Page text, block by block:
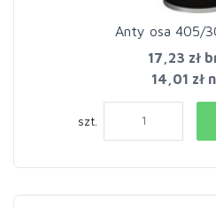
Anty osa 405/
17,23 zł
14,01 zł
szt.